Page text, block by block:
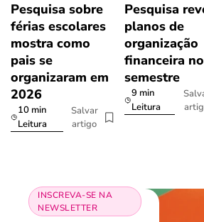
Pesquisa sobre
férias escolares
mostra como
pais se
organizaram em
2026
10 min
Leitura
Salvar
artigo
Pesquisa
planos de
organização
financeira
semestre
9 min
Leitura
INSCREVA-SE NA
NEWSLETTER